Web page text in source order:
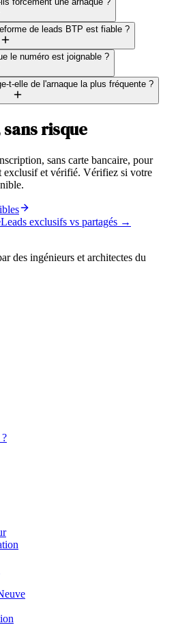
de leads BTP est fiable ?
le numéro est joignable ?
t-elle de l'arnaque la plus fréquente ?
risque
sans carte bancaire, pour
exclusif et vérifié. Vérifiez si votre
Leads exclusifs vs partagés →
des ingénieurs et architectes du